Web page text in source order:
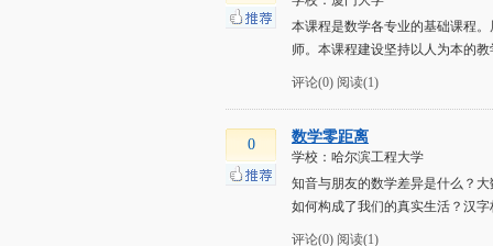
本课程是数学各专业的基础课程
师。本课程建设坚持以人为本的
评论(0) 阅读(1)
0 数学零距离
学校：哈尔滨工程大学
知音与朋友的数学差异是什么？
如何构成了我们的真实生活？汉
评论(0) 阅读(1)